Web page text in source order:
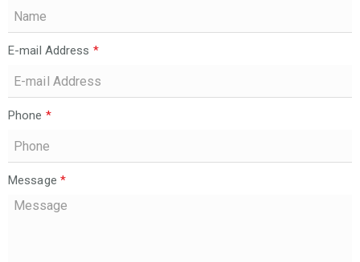
E-mail Address *
Phone *
Message *